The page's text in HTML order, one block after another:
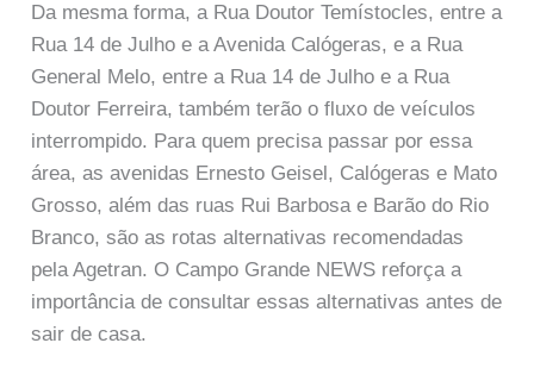
Da mesma forma, a Rua Doutor Temístocles, entre a
Rua 14 de Julho e a Avenida Calógeras, e a Rua
General Melo, entre a Rua 14 de Julho e a Rua
Doutor Ferreira, também terão o fluxo de veículos
interrompido. Para quem precisa passar por essa
área, as avenidas Ernesto Geisel, Calógeras e Mato
Grosso, além das ruas Rui Barbosa e Barão do Rio
Branco, são as rotas alternativas recomendadas
pela Agetran. O Campo Grande NEWS reforça a
importância de consultar essas alternativas antes de
sair de casa.